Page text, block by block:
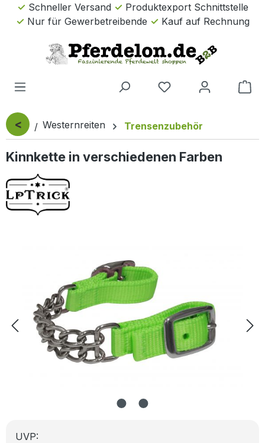
Zum Hauptinhalt springen
Schneller Versand
Produktexport Schnittstelle
Nur für Gewerbetreibende
Kauf auf Rechnung
< Westernreiten Trensenzubehör
Kinnkette in verschiedenen Farben
UVP: